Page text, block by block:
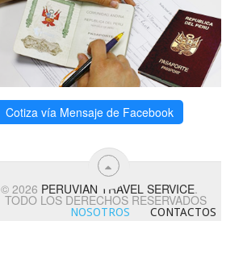
Cotiza vía Mensaje de Facebook
© 2026 PERUVIAN TRAVEL SERVICE.
TODO LOS DERECHOS RESERVADOS
NOSOTROS CONTACTOS